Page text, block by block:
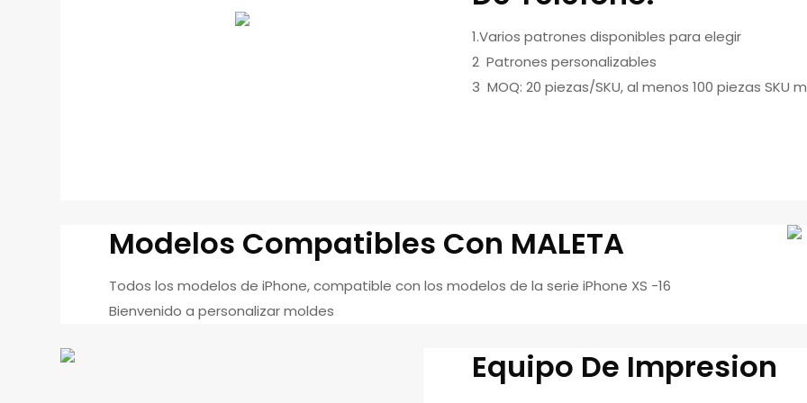
1.Varios patrones disponibles para elegir
2 Patrones personalizables
3 MOQ: 20 piezas/SKU, al menos 100 piezas SKU
Modelos Compatibles Con MALETA
Todos los modelos de iPhone, compatible con los modelos de la serie iPhone XS -16
Bienvenido a personalizar moldes
Equipo De Impresion